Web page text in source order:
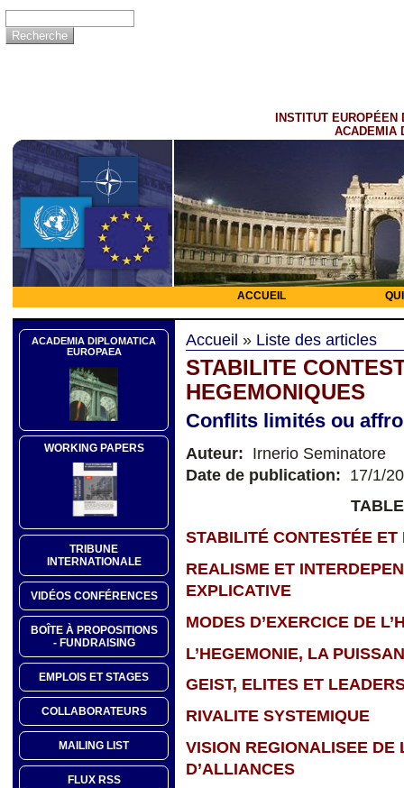
INSTITUT EUROPÉEN
ACADEMIA
ACCUEIL
ACADEMIA DIPLOMATICA
EUROPAEA
WORKING PAPERS
TRIBUNE
INTERNATIONALE
VIDÉOS CONFÉRENCES
BOÎTE À PROPOSITIONS
- FUNDRAISING
EMPLOIS ET STAGES
COLLABORATEURS
MAILING LIST
FLUX RSS
Accueil » Liste des articles
STABILITE
HEGEMONIQUES
Conflits limités ou
Auteur: Irnerio Seminatore
Date de publication: 17/1/
STABILITÉ CONTESTÉE ET
REALISME ET
EXPLICATIVE
MODES D’EXERCICE DE
L’HEGEMONIE, LA
GEIST, ELITES ET
RIVALITE SYSTEMIQUE
VISION REGIONALISEE DE
D’ALLIANCES